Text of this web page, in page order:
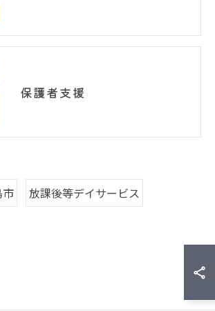
保護者支援
放課後等デイサービス